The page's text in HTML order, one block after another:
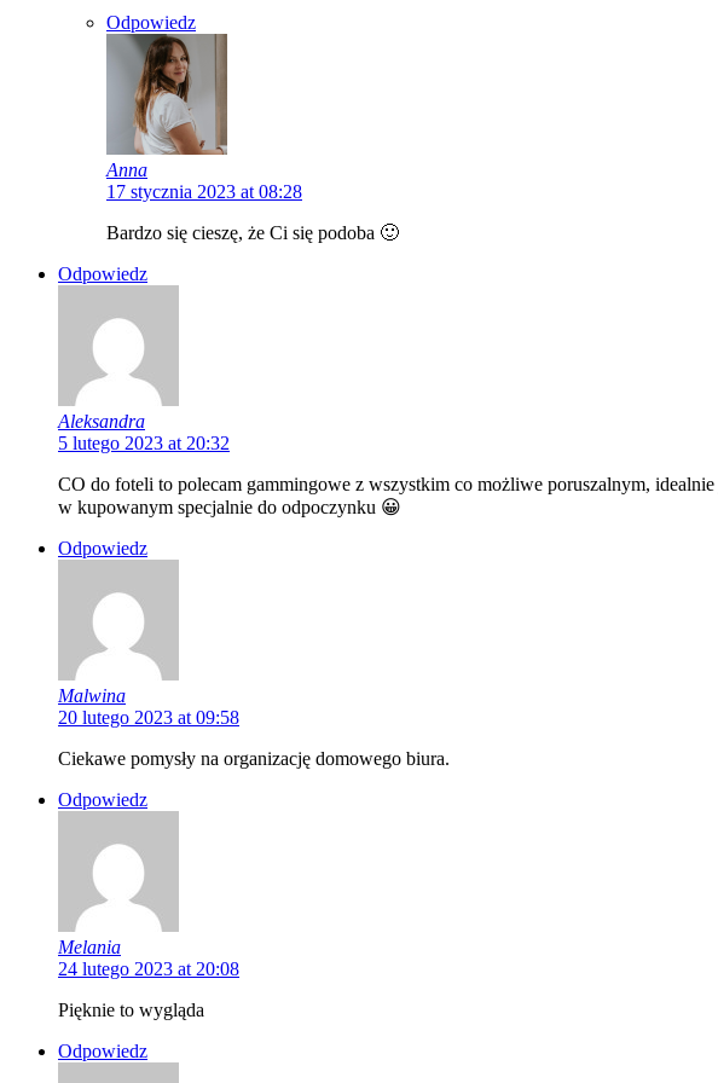
Odpowiedz
Anna
17 stycznia 2023 at 08:28
Bardzo się cieszę, że Ci się podoba 🙂
Odpowiedz
Aleksandra
5 lutego 2023 at 20:32
CO do foteli to polecam gammingowe z wszystkim co możliwe poruszalnym,
w kupowanym specjalnie do odpoczynku 😀
Odpowiedz
Malwina
20 lutego 2023 at 09:58
Ciekawe pomysły na organizację domowego biura.
Odpowiedz
Melania
24 lutego 2023 at 20:08
Pięknie to wygląda
Odpowiedz